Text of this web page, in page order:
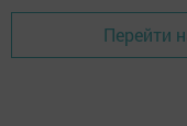
Перейти